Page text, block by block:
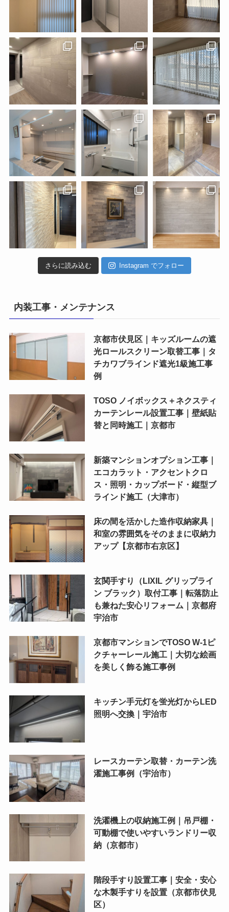
さらに読み込む Instagram でフォロー
内装工事・メンテナンス
京都市伏見区｜キッズルームの遮
光ロールスクリーン取替工事｜タ
チカワブラインド遮光1級施工事
例
TOSO ノイボックス＋ネクスティ
カーテンレール設置工事｜壁紙貼
替と同時施工｜京都市
新築マンションオプション工事｜
エコカラット・アクセントクロ
ス・照明・カップボード・縦型ブ
ラインド施工（大津市）
床の間を活かした造作収納家具｜
和室の雰囲気をそのままに収納力
アップ【京都市右京区】
玄関手すり（LIXIL グリップライ
ン ブラック）取付工事｜転落防止
も兼ねた安心リフォーム｜京都府
宇治市
京都市マンションでTOSO W-1ピ
クチャーレール施工｜大切な絵画
を美しく飾る施工事例
キッチン手元灯を蛍光灯からLED
照明へ交換｜宇治市
レースカーテン取替・カーテン洗
濯施工事例（宇治市）
洗濯機上の収納施工例｜吊戸棚・
可動棚で使いやすいランドリー収
納（京都市）
階段手すり設置工事｜安全・安心
な木製手すりを設置（京都市伏見
区）